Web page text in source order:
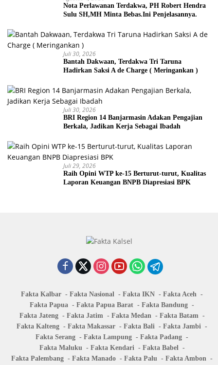
Nota Perlawanan Terdakwa, PH Robert Hendra
Sulu SH,MH Minta Bebas.Ini Penjelasannya.
Juli 30, 2026
Bantah Dakwaan, Terdakwa Tri Taruna
Hadirkan Saksi A de Charge ( Meringankan )
Juli 30, 2026
BRI Region 14 Banjarmasin Adakan Pengajian
Berkala, Jadikan Kerja Sebagai Ibadah
Juli 29, 2026
Raih Opini WTP ke-15 Berturut-turut, Kualitas
Laporan Keuangan BNPB Diapresiasi BPK
Fakta Kalbar Fakta Nasional Fakta IKN
Fakta Aceh
Fakta Papua
Fakta Papua Barat
Fakta Bandung
Fakta Jateng
Fakta Jatim Fakta Medan
Fakta Batam
Fakta Kalteng
Fakta Makassar Fakta Bali
Fakta Jambi
Fakta Serang
Fakta Lampung
Fakta Padang
Fakta Maluku
Fakta Kendari
Fakta Babel
Fakta Palembang
Fakta Manado Fakta Palu Fakta Ambon